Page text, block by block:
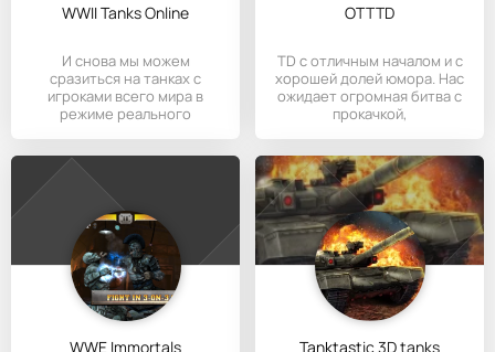
WWII Tanks Online
И снова мы можем
сразиться на танках с
игроками всего мира в
режиме реального
OTTTD
ТD с отличным началом и с
хорошей долей юмора. Нас
ожидает огромная битва с
прокачкой,
WWE Immortals Tanktastic 3D tanks